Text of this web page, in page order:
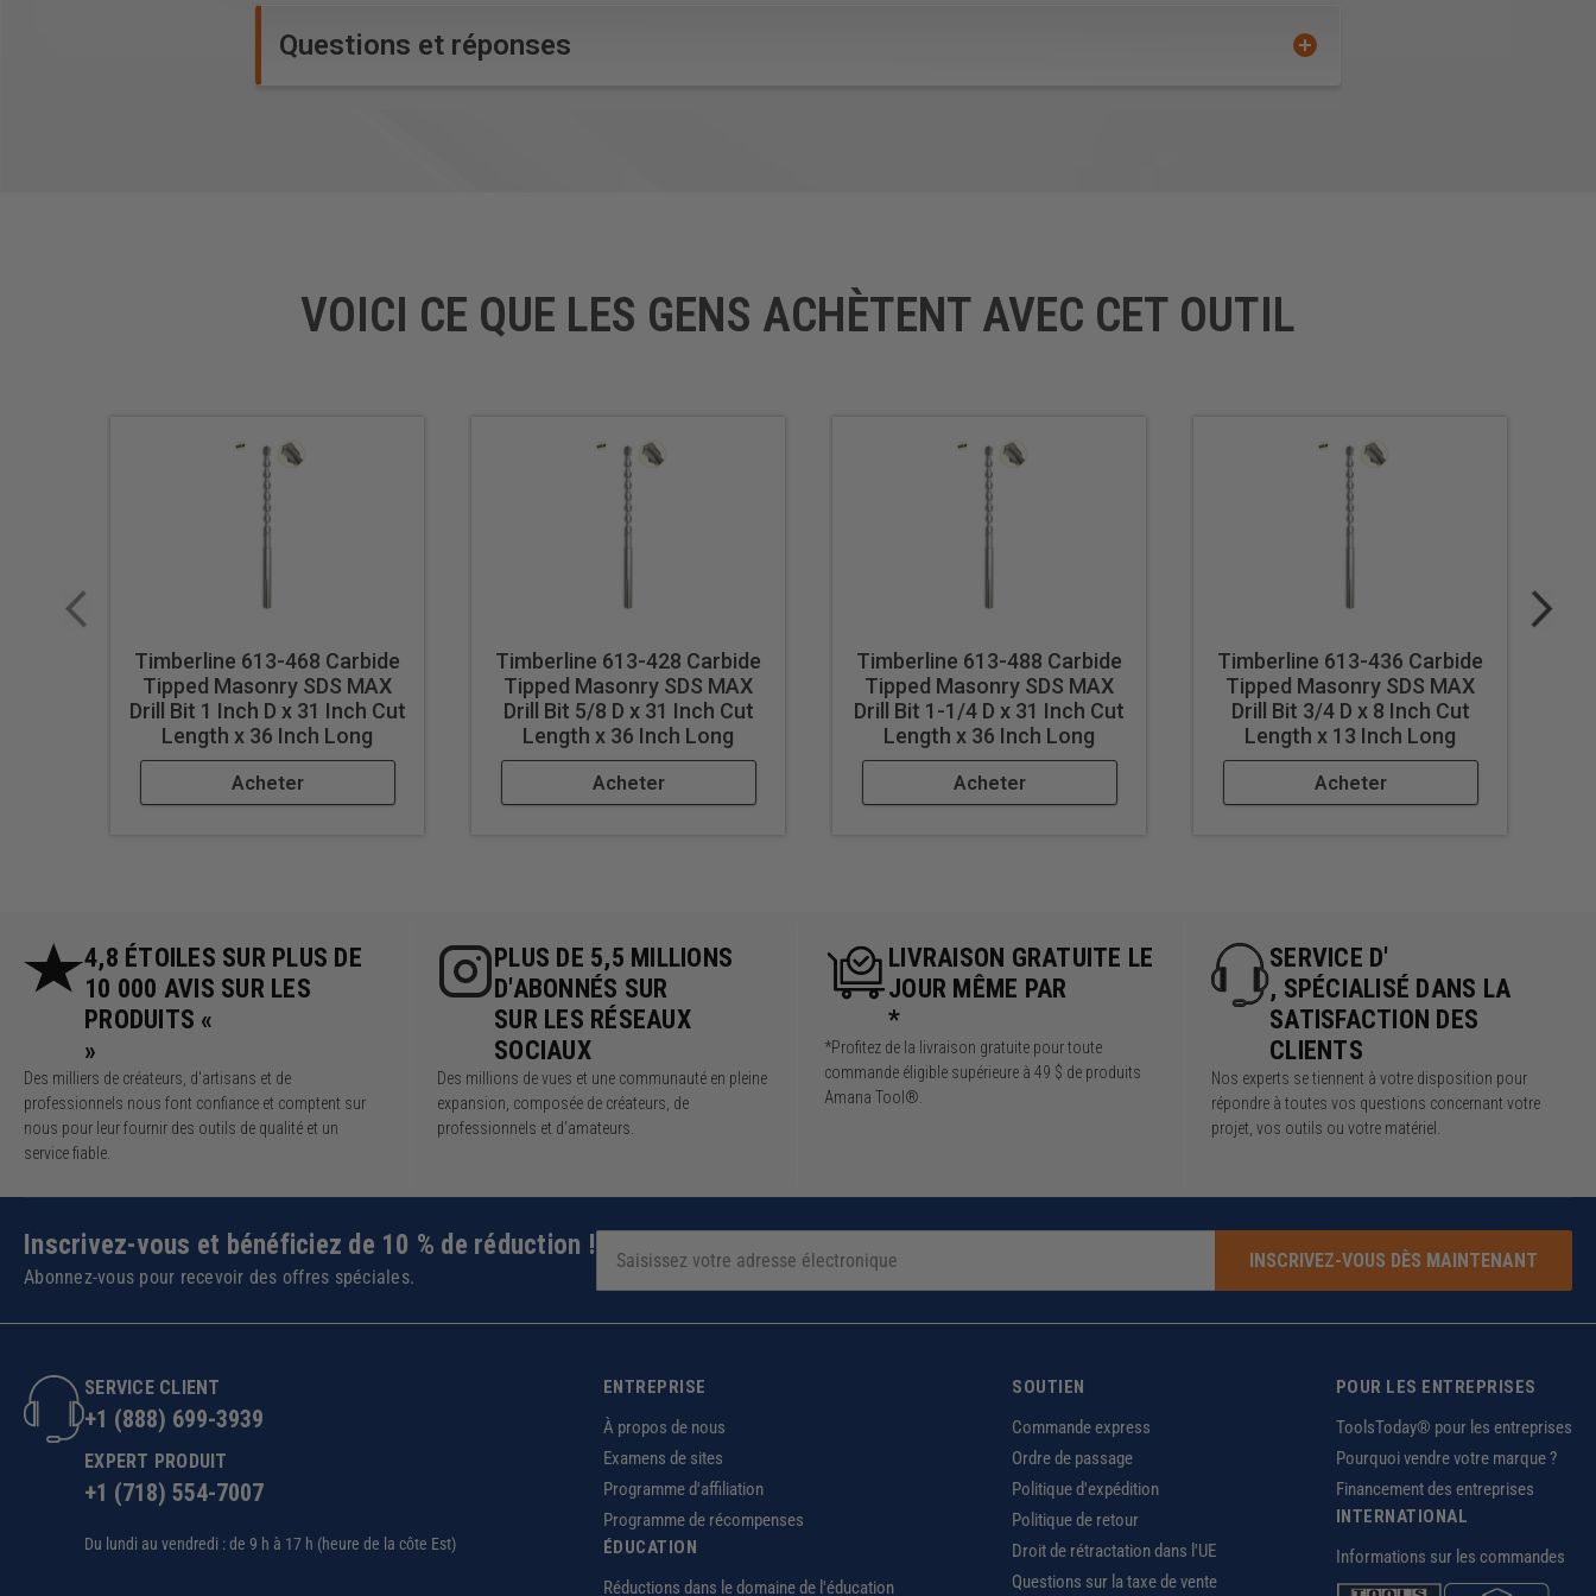
Questions et réponses
VOICI CE QUE LES GENS ACHÈTENT AVEC CET OUTIL
Timberline 613-468 Carbide
Tipped Masonry SDS MAX
Drill Bit 1 Inch D x 31 Inch Cut
Length x 36 Inch Long
Acheter
Timberline 613-428 Carbide
Tipped Masonry SDS MAX
Drill Bit 5/8 D x 31 Inch Cut
Length x 36 Inch Long
Acheter
Timberline 613-488 Carbide
Tipped Masonry SDS MAX
Drill Bit 1-1/4 D x 31 Inch Cut
Length x 36 Inch Long
Acheter
Timberline 613-436 Carbide
Tipped Masonry SDS MAX
Drill Bit 3/4 D x 8 Inch Cut
Length x 13 Inch Long
Acheter
4,8 ÉTOILES SUR PLUS DE
10 000 AVIS SUR LES
PRODUITS «
»
Des milliers de créateurs, d'artisans et de
professionnels nous font confiance et comptent sur
nous pour leur fournir des outils de qualité et un
service fiable.
PLUS DE 5,5 MILLIONS
D'ABONNÉS SUR
SUR LES RÉSEAUX
SOCIAUX
Des millions de vues et une communauté en pleine
expansion, composée de créateurs, de
professionnels et d'amateurs.
LIVRAISON GRATUITE LE
JOUR MÊME PAR
*
*Profitez de la livraison gratuite pour toute
commande éligible supérieure à 49 $ de produits
Amana Tool®.
SERVICE D'
, SPÉCIALISÉ DANS LA
SATISFACTION DES
CLIENTS
Nos experts se tiennent à votre disposition pour
répondre à toutes vos questions concernant votre
projet, vos outils ou votre matériel.
Inscrivez-vous et bénéficiez de 10 % de réduction !
Abonnez-vous pour recevoir des offres spéciales.
INSCRIVEZ-VOUS DÈS MAINTENANT
SERVICE CLIENT
+1 (888) 699-3939
EXPERT PRODUIT
+1 (718) 554-7007
Du lundi au vendredi : de 9 h à 17 h (heure de la côte Est)
ENTREPRISE
À propos de nous
Examens de sites
Programme d'affiliation
Programme de récompenses
ÉDUCATION
Réductions dans le domaine de l'éducation
SOUTIEN
Commande express
Ordre de passage
Politique d'expédition
Politique de retour
Droit de rétractation dans l'UE
Questions sur la taxe de vente
POUR LES ENTREPRISES
ToolsToday® pour les entreprises
Pourquoi vendre votre marque ?
Financement des entreprises
INTERNATIONAL
Informations sur les commandes